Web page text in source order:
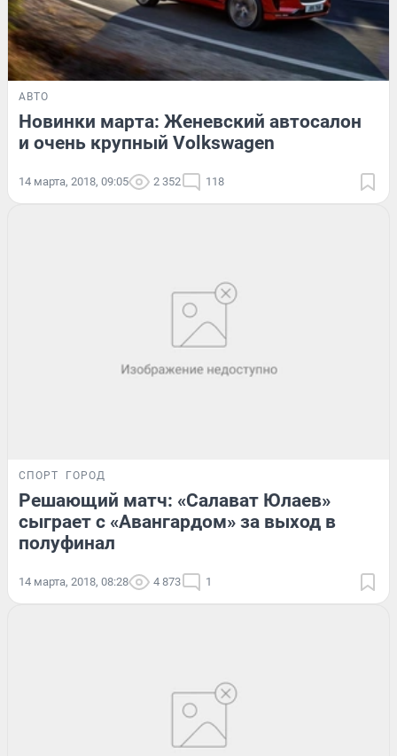
АВТО
Новинки марта: Женевский автосалон
и очень крупный Volkswagen
14 марта, 2018, 09:05 2 352 118
СПОРТ ГОРОД
Решающий матч: «Салават Юлаев»
сыграет с «Авангардом» за выход в
полуфинал
14 марта, 2018, 08:28 4 873 1